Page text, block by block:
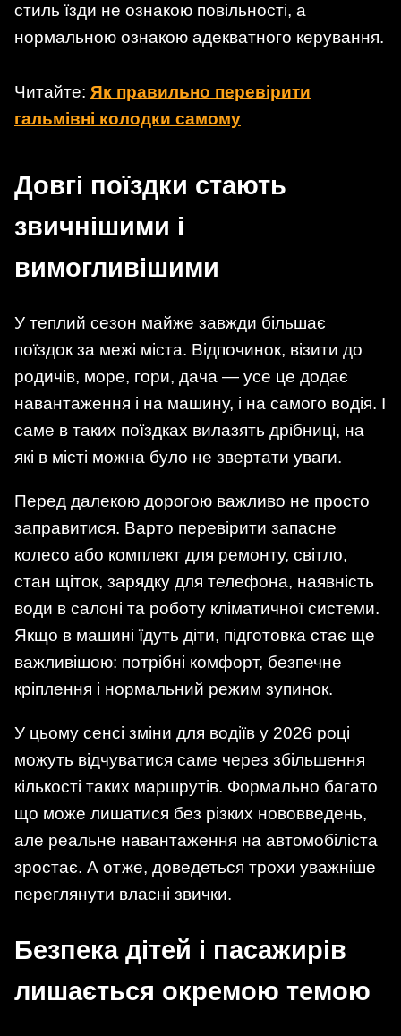
стиль їзди не ознакою повільності, а
нормальною ознакою адекватного керування.
Читайте: Як правильно перевірити
гальмівні колодки самому
Довгі поїздки стають
звичнішими і
вимогливішими
У теплий сезон майже завжди більшає
поїздок за межі міста. Відпочинок, візити до
родичів, море, гори, дача — усе це додає
навантаження і на машину, і на самого водія. І
саме в таких поїздках вилазять дрібниці, на
які в місті можна було не звертати уваги.
Перед далекою дорогою важливо не просто
заправитися. Варто перевірити запасне
колесо або комплект для ремонту, світло,
стан щіток, зарядку для телефона, наявність
води в салоні та роботу кліматичної системи.
Якщо в машині їдуть діти, підготовка стає ще
важливішою: потрібні комфорт, безпечне
кріплення і нормальний режим зупинок.
У цьому сенсі зміни для водіїв у 2026 році
можуть відчуватися саме через збільшення
кількості таких маршрутів. Формально багато
що може лишатися без різких нововведень,
але реальне навантаження на автомобіліста
зростає. А отже, доведеться трохи уважніше
переглянути власні звички.
Безпека дітей і пасажирів
лишається окремою темою